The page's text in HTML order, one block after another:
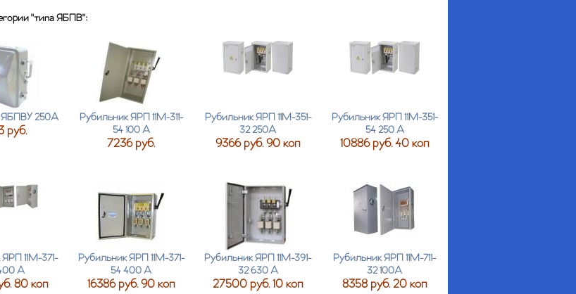
"типа ЯБПВ":
ЯБПВУ 250А
руб.
Рубильник ЯРП 11М-311-
54 100 А
7236 руб.
Рубильник ЯРП 11М-351-
32 250А
9366 руб. 90 коп
Рубильник ЯРП 11М-351-
54 250 А
10886 руб. 40 коп
11М-371-
А
80 коп
Рубильник ЯРП 11М-371-
54 400 А
16386 руб. 90 коп
Рубильник ЯРП 11М-391-
32 630 А
27500 руб. 10 коп
Рубильник ЯРП 11М-711-
32 100А
8358 руб. 20 коп